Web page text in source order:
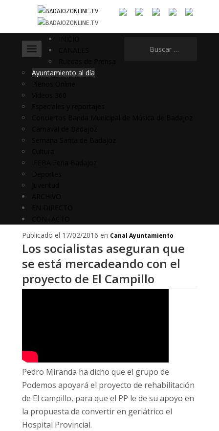
Ayuntamiento al día
Publicado el 17/02/2016 en Canal Ayuntamiento
Los socialistas aseguran que
se está mercadeando con el
proyecto de El Campillo
Pedro Miranda ha dicho que el grupo de
Podemos apoyará el proyecto de rehabilitación
de El campillo, para que el PP le de su apoyo en
la propuesta de convertir en geriátrico el
Hospital Provincial.